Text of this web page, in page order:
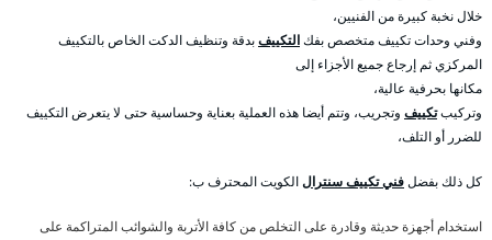
خلال نخبة كبيرة من الفنيين،
وفني وحدات تكييف متخصص بفكالتكييفبدقة وتنظيف الدكت الخاص بالتكييف
المركزي ثم إرجاع جميع الأجزاء إلى
مكانها بحرفية عالية،
وتركيبتكييف وتجريب، وتتم أيضا هذه العملية بعناية وحساسية حتى لا يتعرض التكييف
للضرر أو التلف،
كل ذلك بفضلفني تكييف سنترالالكويت المحترف ب:
استخدام أجهزة حديثة وقادرة على التخلص من كافة الأتربة والشوائب المتراكمة على